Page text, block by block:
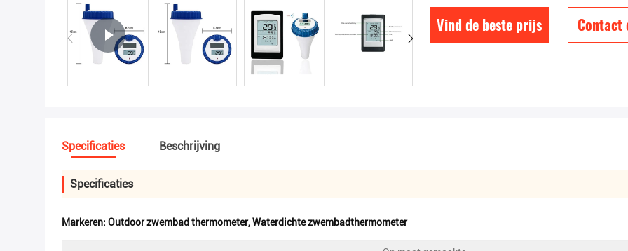
Vind de beste prijs Contact
Specificaties Beschrijving
Specificaties
Markeren: Outdoor zwembad thermometer,Waterdichte zwembadthermometer